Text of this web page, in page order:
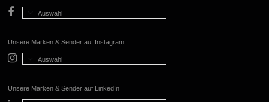
Auswahl
Unsere Marken & Sender auf Instagram
Auswahl
Unsere Marken & Sender auf LinkedIn